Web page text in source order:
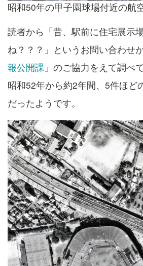
昭和50年の甲子園球場付近の航
読者から「昔、駅前に住宅展示
ね？？？」というお問い合わせが
報公開課」 のご協力をえて調べ
昭和52年から約2年間、5件ほど
だったようです。